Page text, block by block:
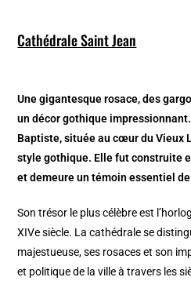
Cathédrale Saint Jean
Une gigantesque rosace, des
un décor gothique
Baptiste, située au cœur du Vieux
style gothique. Elle fut construite
et demeure un témoin essentiel
Son trésor le plus célèbre est
XIVe siècle. La cathédrale se
majestueuse, ses rosaces et son
et politique de la ville à travers les